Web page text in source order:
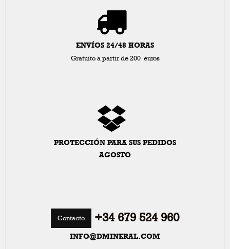
ENVÍOS 24/48 HORAS
Gratuito a partir de 200 euros
PROTECCIÓN PARA SUS PEDIDOS
AGOSTO
Contacto +34 679 524 960
INFO@DMINERAL.COM